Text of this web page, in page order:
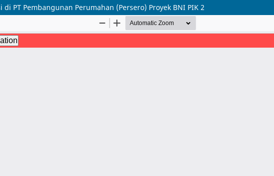
PT Pembangunan Perumahan (Persero) Proyek BNI PIK 2